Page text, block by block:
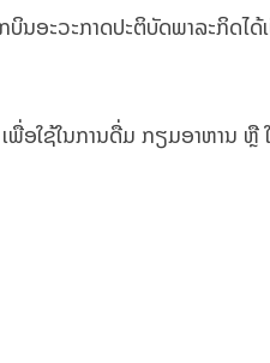
ອະວະກາດປະຕິບັດພາລະກິດໄດ້ເ
ພື່ອໃຊ້ໃນການດື່ມ ກຽມອາຫານ ຫຼື